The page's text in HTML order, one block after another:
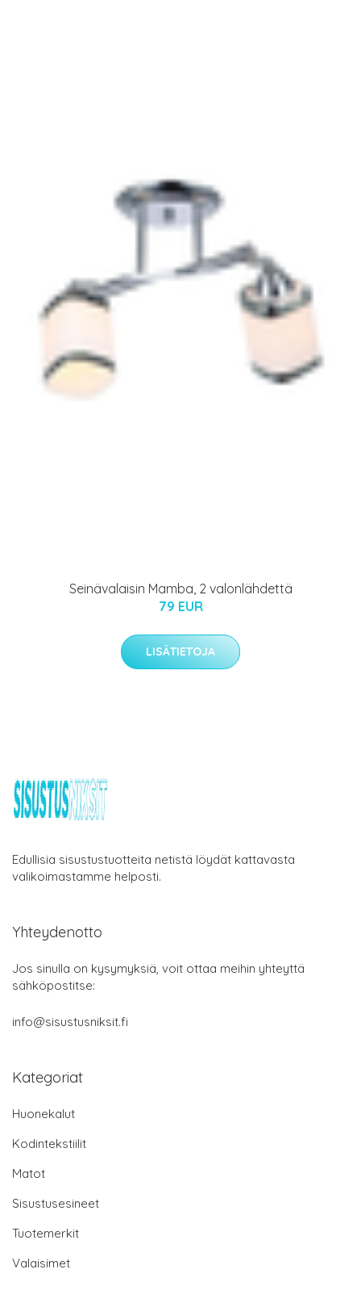
Seinävalaisin Mamba, 2 valonlähdettä
79 EUR
LISÄTIETOJA
Edullisia sisustustuotteita netistä löydät kattavasta
valikoimastamme helposti.
Yhteydenotto
Jos sinulla on kysymyksiä, voit ottaa meihin yhteyttä
sähköpostitse:
info@sisustusniksit.fi
Kategoriat
Huonekalut
Kodintekstiilit
Matot
Sisustusesineet
Tuotemerkit
Valaisimet